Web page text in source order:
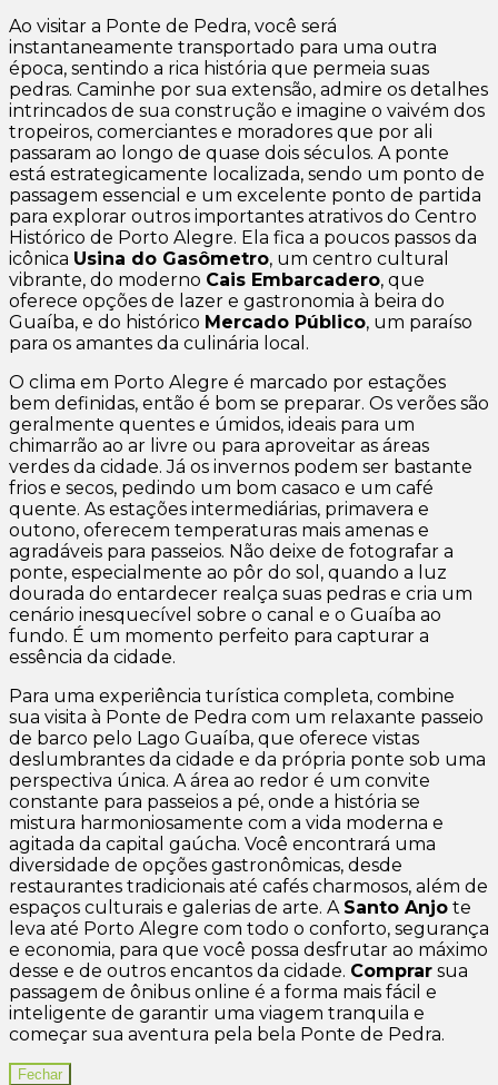
Ao visitar a Ponte de Pedra, você será
instantaneamente transportado para uma outra
época, sentindo a rica história que permeia suas
pedras. Caminhe por sua extensão, admire os detalhes
intrincados de sua construção e imagine o vaivém dos
tropeiros, comerciantes e moradores que por ali
passaram ao longo de quase dois séculos. A ponte
está estrategicamente localizada, sendo um ponto de
passagem essencial e um excelente ponto de partida
para explorar outros importantes atrativos do Centro
Histórico de Porto Alegre. Ela fica a poucos passos da
icônica Usina do Gasômetro, um centro cultural
vibrante, do moderno Cais Embarcadero, que
oferece opções de lazer e gastronomia à beira do
Guaíba, e do histórico Mercado Público, um paraíso
para os amantes da culinária local.
O clima em Porto Alegre é marcado por estações
bem definidas, então é bom se preparar. Os verões são
geralmente quentes e úmidos, ideais para um
chimarrão ao ar livre ou para aproveitar as áreas
verdes da cidade. Já os invernos podem ser bastante
frios e secos, pedindo um bom casaco e um café
quente. As estações intermediárias, primavera e
outono, oferecem temperaturas mais amenas e
agradáveis para passeios. Não deixe de fotografar a
ponte, especialmente ao pôr do sol, quando a luz
dourada do entardecer realça suas pedras e cria um
cenário inesquecível sobre o canal e o Guaíba ao
fundo. É um momento perfeito para capturar a
essência da cidade.
Para uma experiência turística completa, combine
sua visita à Ponte de Pedra com um relaxante passeio
de barco pelo Lago Guaíba, que oferece vistas
deslumbrantes da cidade e da própria ponte sob uma
perspectiva única. A área ao redor é um convite
constante para passeios a pé, onde a história se
mistura harmoniosamente com a vida moderna e
agitada da capital gaúcha. Você encontrará uma
diversidade de opções gastronômicas, desde
restaurantes tradicionais até cafés charmosos, além de
espaços culturais e galerias de arte. A Santo Anjo te
leva até Porto Alegre com todo o conforto, segurança
e economia, para que você possa desfrutar ao máximo
desse e de outros encantos da cidade. Comprar sua
passagem de ônibus online é a forma mais fácil e
inteligente de garantir uma viagem tranquila e
começar sua aventura pela bela Ponte de Pedra.
Fechar